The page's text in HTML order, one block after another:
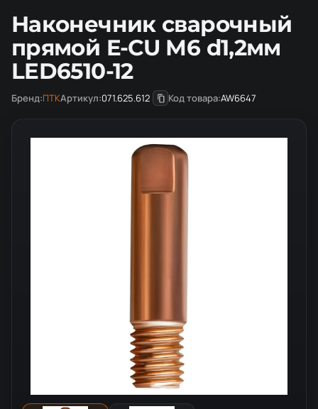
Наконечник сварочный
прямой E-CU М6 d1,2мм
LED6510-12
Бренд:ПТКАртикул:071.625.612 Код товара:AW6647